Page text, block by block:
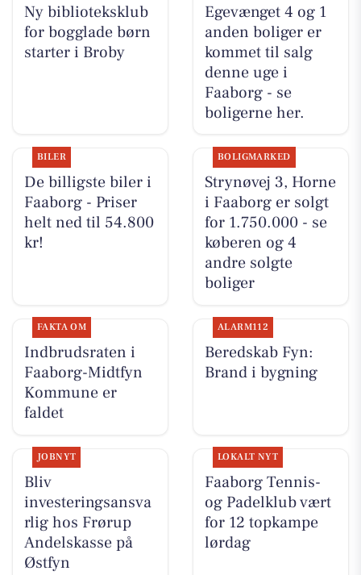
Ny biblioteksklub
for bogglade børn
starter i Broby
Egevænget 4 og 1
anden boliger er
kommet til salg
denne uge i
Faaborg - se
boligerne her.
BILER
De billigste biler i
Faaborg - Priser
helt ned til 54.800
kr!
BOLIGMARKED
Strynøvej 3, Horne
i Faaborg er solgt
for 1.750.000 - se
køberen og 4
andre solgte
boliger
FAKTA OM
Indbrudsraten i
Faaborg-Midtfyn
Kommune er
faldet
ALARM112
Beredskab Fyn:
Brand i bygning
JOBNYT
Bliv
investeringsansva
rlig hos Frørup
Andelskasse på
Østfyn
LOKALT NYT
Faaborg Tennis-
og Padelklub vært
for 12 topkampe
lørdag